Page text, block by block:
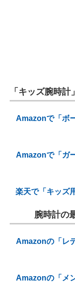
「キッズ腕時
Amazonで「ボ
Amazonで「ガ
楽天で「キッズ
腕時計の
Amazonの「レ
Amazonの「メ